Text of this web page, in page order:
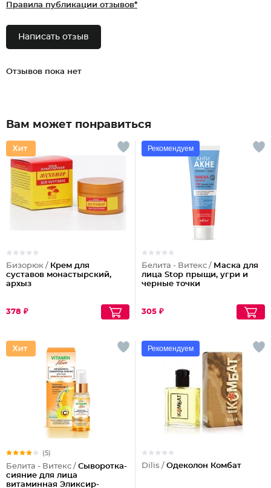
Правила публикации отзывов*
Написать отзыв
Отзывов пока нет
Вам может понравиться
Бизорюк / Крем для
суставов монастырский,
архыз
378 ₽
Рекомендуем
Белита - Витекс / Маска для
лица Stop прыщи, угри и
черные точки
305 ₽
(5)
Белита - Витекс / Сыворотка-
сияние для лица
витаминная Эликсир-
Рекомендуем
Dilis / Одеколон Комбат